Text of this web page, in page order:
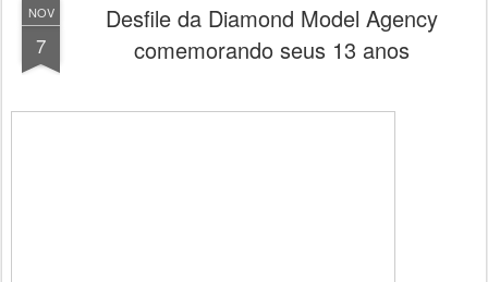
NOV
7
Desfile da Diamond Model Agency
comemorando seus 13 anos